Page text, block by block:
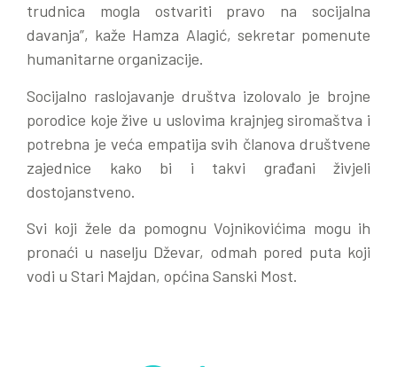
trudnica mogla ostvariti pravo na socijalna
davanja”, kaže Hamza Alagić, sekretar pomenute
humanitarne organizacije.
Socijalno raslojavanje društva izolovalo je brojne
porodice koje žive u uslovima krajnjeg siromaštva i
potrebna je veća empatija svih članova društvene
zajednice kako bi i takvi građani živjeli
dostojanstveno.
Svi koji žele da pomognu Vojnikovićima mogu ih
pronaći u naselju Dževar, odmah pored puta koji
vodi u Stari Majdan, općina Sanski Most.